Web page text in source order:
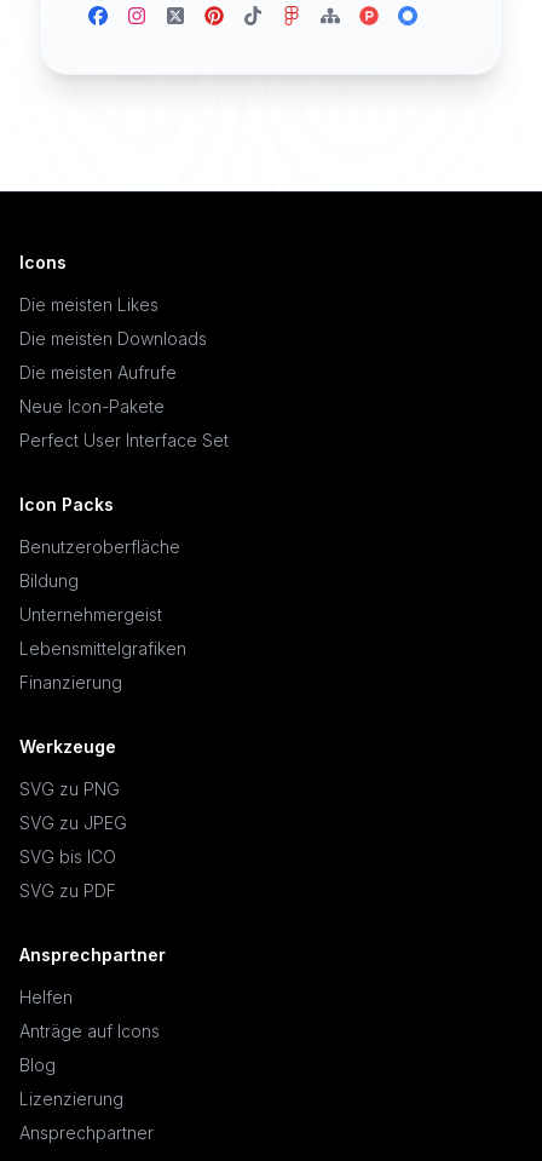
Icons
Die meisten Likes
Die meisten Downloads
Die meisten Aufrufe
Neue Icon-Pakete
Perfect User Interface Set
Icon Packs
Benutzeroberfläche
Bildung
Unternehmergeist
Lebensmittelgrafiken
Finanzierung
Werkzeuge
SVG zu PNG
SVG zu JPEG
SVG bis ICO
SVG zu PDF
Ansprechpartner
Helfen
Anträge auf Icons
Blog
Lizenzierung
Ansprechpartner